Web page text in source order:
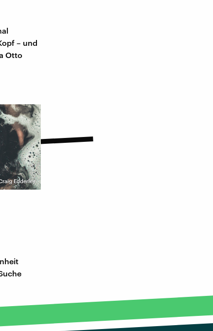
– und
Otto
Edderley